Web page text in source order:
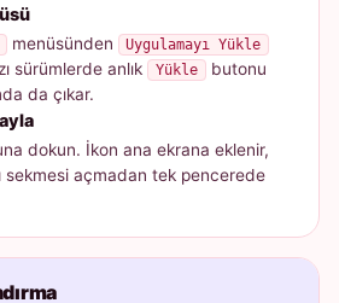
menüsünden Uygulamayı Yükle
sürümlerde anlık Yükle
butonu
da çıkar.
dokun. İkon ana ekrana eklenir,
sekmesi açmadan tek pencerede